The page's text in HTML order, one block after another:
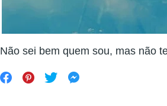
Não sei bem quem sou, mas não